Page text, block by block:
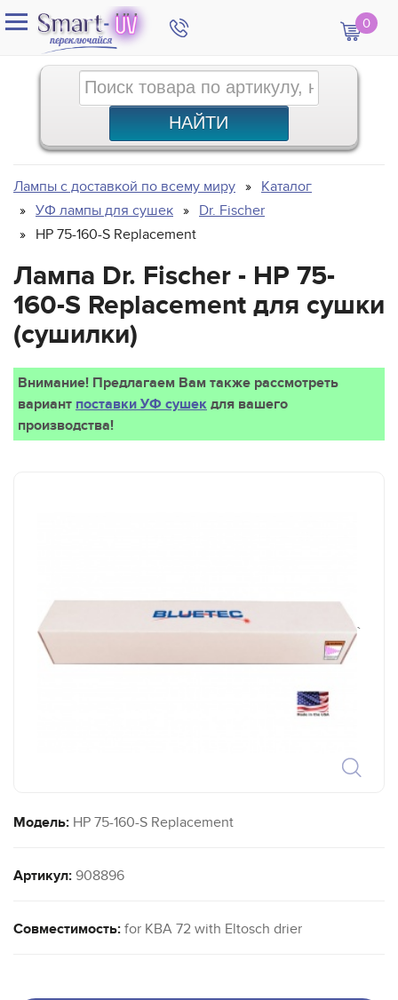
0
Лампы с доставкой по всему миру
Каталог
УФ лампы для сушек
Dr. Fischer
HP 75-160-S Replacement
Лампа Dr. Fischer - HP 75-
160-S Replacement для сушки
(сушилки)
Внимание! Предлагаем Вам также рассмотреть
вариант поставки УФ сушек для вашего
производства!
`
Модель: HP 75-160-S Replacement
Артикул: 908896
Совместимость: for KBA 72 with Eltosch drier